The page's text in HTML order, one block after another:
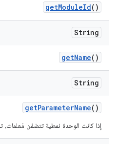
getModuleId()
String
getName()
String
getParameterName()
إذا كانت الوحدة نمطية تتضمّن مَعلمات،